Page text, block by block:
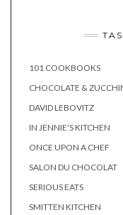
101 COOKBOOKS
CHOCOLATE &
DAVID LEBOVITZ
IN JENNIE'S KITCHEN
ONCE UPON A CHEF
SALON DU CHOCOLAT
SERIOUS EATS
SMITTEN KITCHEN